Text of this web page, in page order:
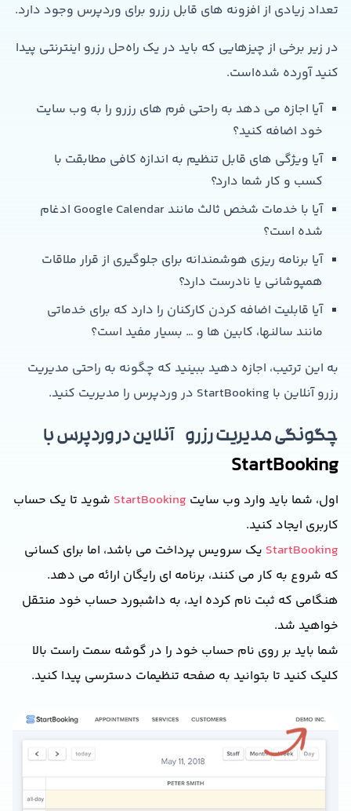
تعداد زیادی از افزونه های قابل رزرو برای وردپرس وجود دارد.
در زیر برخی از چیزهایی که باید در یک راه‌حل رزرو اینترنتی پیدا
کنید آورده شده‌است.
آیا اجازه می دهد به راحتی فرم های رزرو را به وب سایت
خود اضافه کنید؟
آیا ویژگی های قابل تنظیم به اندازه کافی مطابقت با
کسب و کار شما دارد؟
آیا با خدمات شخص ثالث مانند Google Calendar ادغام
شده است؟
آیا برنامه ریزی هوشمندانه برای جلوگیری از قرار ملاقات
همپوشانی یا نادرست دارد؟
آیا قابلیت اضافه کردن کارکنان را دارد که برای خدماتی
مانند سالنها، کابین ها و … بسیار مفید است؟
به این ترتیب، اجازه دهید ببینید که چگونه به راحتی مدیریت
رزرو آنلاین با StartBooking در وردپرس را مدیریت کنید.
چگونگی مدیریت رزرو آنلاین در وردپرس با
StartBooking
اول، شما باید وارد وب سایت StartBooking شوید تا یک حساب
کاربری ایجاد کنید.
StartBooking یک سرویس پرداخت می باشد، اما برای کسانی
که شروع به کار می کنند، برنامه ای رایگان ارائه می دهد.
هنگامی که ثبت نام کرده اید، به داشبورد حساب خود منتقل
خواهید شد.
شما باید بر روی نام حساب خود را در گوشه سمت راست بالا
کلیک کنید تا بتوانید به صفحه تنظیمات دسترسی پیدا کنید.